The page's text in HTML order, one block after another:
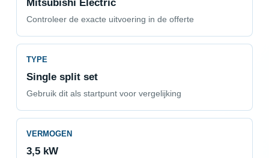
Mitsubishi Electric
Controleer de exacte uitvoering in de offerte
TYPE
Single split set
Gebruik dit als startpunt voor vergelijking
VERMOGEN
3,5 kW